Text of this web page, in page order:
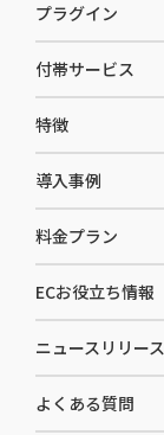
W2
W2
W2
プラグイン
AI buddy
付帯サービス
EC運用構築
カスタマーサ
セキュリティ
デザイン制作
コンサルティ
特徴
選ばれる理由
開発体制
導入事例
導入企業一覧
料金プラン
ECお役立ち情報
お役立ち資料
ニュースリリース
よくある質問